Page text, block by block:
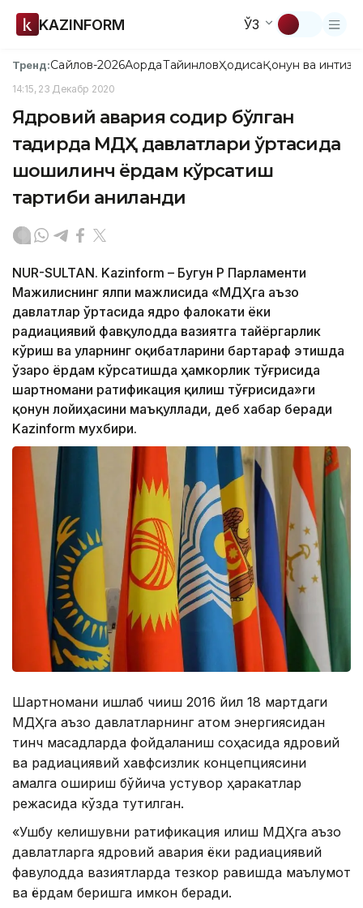
KAZINFORM ЎЗ
Тренд:Сайлов-2026АқордаТайинловҲодисаҚонун ва
14:15, 23 Декабр 2020
Ядровий авария содир бўлган
тақдирда МДҲ давлатлари ўртасида
шошилинч ёрдам кўрсатиш
тартиби аниқланди
NUR-SULTAN. Kazinform – Бугун ҚР Парламенти
Мажилиснинг ялпи мажлисида «МДҲга аъзо
давлатлар ўртасида ядро фалокати ёки
радиациявий фавқулодда вазиятга тайёргарлик
кўриш ва уларнинг оқибатларини бартараф этишда
ўзаро ёрдам кўрсатишда ҳамкорлик тўғрисида
шартномани ратификация қилиш тўғрисида»ги
қонун лойиҳасини маъқуллади, деб хабар беради
Kazinform мухбири.
Шартномани ишлаб чиқиш 2016 йил 18 мартдаги
МДҲга аъзо давлатларнинг атом энергиясидан
тинч мақсадларда фойдаланиш соҳасида ядровий
ва радиациявий хавфсизлик концепциясини
амалга ошириш бўйича устувор ҳаракатлар
режасида кўзда тутилган.
«Ушбу келишувни ратификация қилиш МДҲга аъзо
давлатларга ядровий авария ёки радиациявий
фавқулодда вазиятларда тезкор равишда маълумот
ва ёрдам беришга имкон беради.